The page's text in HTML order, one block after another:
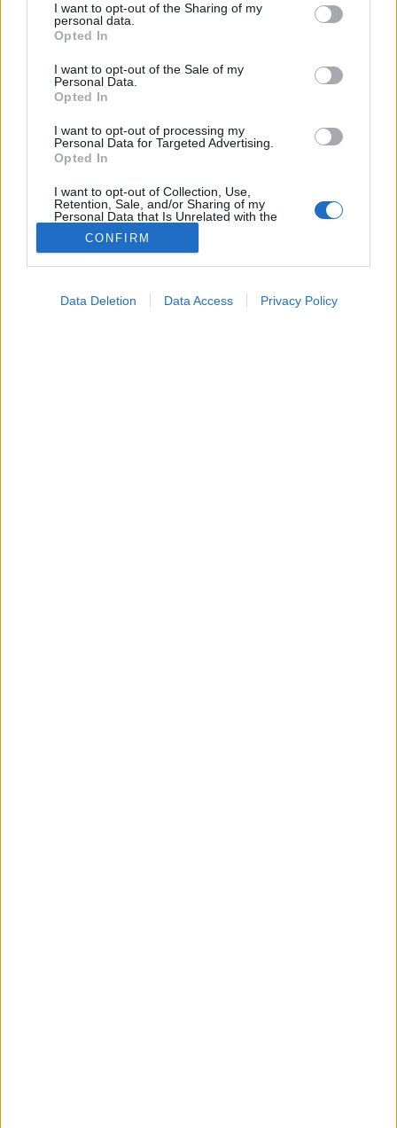
not limited to your visit or usage behaviour. You may click to
grant or deny consent to Google and its third-party tags to
use your data for below specified purposes in below Google
consent section.
I want to opt-out of the Sharing of my
personal data.
Opted In
I want to opt-out of the Sale of my
Personal Data.
Opted In
I want to opt-out of processing my
Personal Data for Targeted Advertising.
Opted In
I want to opt-out of Collection, Use,
Retention, Sale, and/or Sharing of my
Personal Data that Is Unrelated with the
Purposes for which it was collected.
Opted Out
CONFIRM
Data Deletion Data Access Privacy Policy